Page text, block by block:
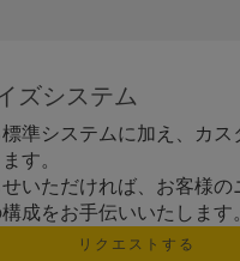
ズシステム
準システムに加え、カス
す。
いただければ、お客様の
成をお手伝いいたします
リクエストする